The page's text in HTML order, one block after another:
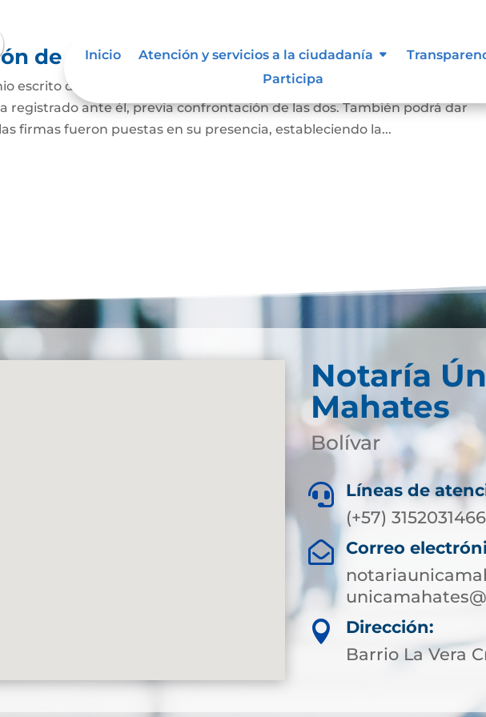
Inicio Atención y servicios a la ciudadanía
Participa
de Firma
escrito de que la firma puesta en un documento corresponde a la de la
registrado ante él, previa confrontación de las dos. También podrá dar
firmas fueron puestas en su presencia, estableciendo la...
Notaría
Mahates
Bolívar

Líneas de
(+57) 3152031466

Correo

Dirección:
Barrio La Vera